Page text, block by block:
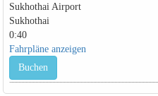
Sukhothai Airport
Sukhothai
0:40
Fahrpläne anzeigen
Buchen